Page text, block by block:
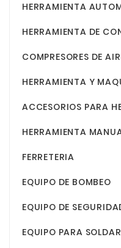
HERRAMIENTA
HERRAMIENTA DE
COMPRESORES DE
HERRAMIENTA Y
ACCESORIOS PARA
HERRAMIENTA
FERRETERIA
EQUIPO DE BOMBEO
EQUIPO DE
EQUIPO PARA SOLDAR